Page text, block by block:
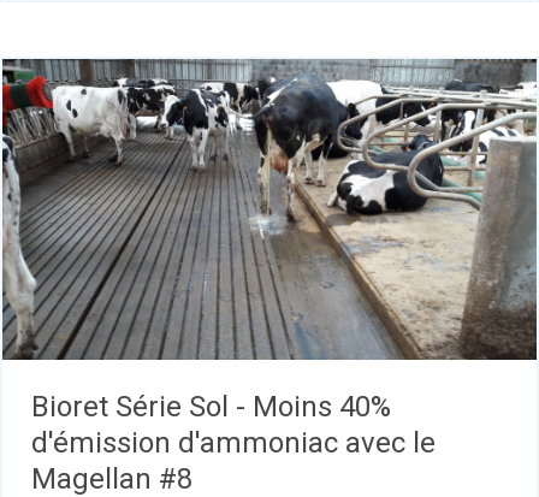
Bioret Série Sol - Moins 40%
d'émission d'ammoniac avec le
Magellan #8